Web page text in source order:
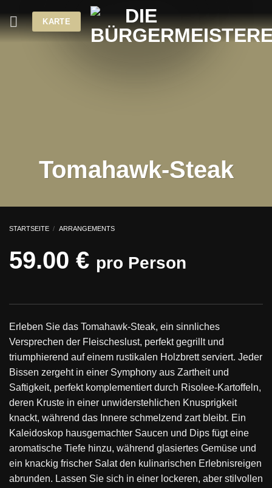
Inhalt
springen
KARTE
Tomahawk-Steak
STARTSEITE / ARRANGEMENTS
59.00 € pro Person
Erleben Sie das Tomahawk-Steak, ein sinnliches
Versprechen der Fleischeslust, perfekt gegrillt und
triumphierend auf einem rustikalen Holzbrett serviert. Jeder
Bissen zergeht in einer Symphony aus Zartheit und
Saftigkeit, perfekt komplementiert durch Risolee-Kartoffeln,
deren Kruste in einer unwiderstehlichen Knusprigkeit
knackt, während das Innere schmelzend zart bleibt. Ein
Kaleidoskop hausgemachter Saucen und Dips fügt eine
aromatische Tiefe hinzu, während glasiertes Gemüse und
ein knackig frischer Salat den kulinarischen Erlebnisreigen
abrunden. Lassen Sie sich in einer lockeren, aber stilvollen